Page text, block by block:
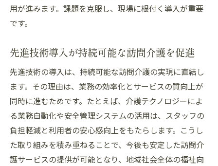
用が進みます。課題を克服し、現場に根付く導入が重要
です。
先進技術導入が持続可能な訪問介護を促進
先進技術の導入は、持続可能な訪問介護の実現に直結し
ます。その理由は、業務の効率化とサービスの質向上が
同時に進むためです。たとえば、介護テクノロジーによ
る業務自動化や安全管理システムの活用は、スタッフの
負担軽減と利用者の安心感向上をもたらします。こうし
た取り組みを積み重ねることで、今後も安定した訪問介
護サービスの提供が可能となり、地域社会全体の福祉向